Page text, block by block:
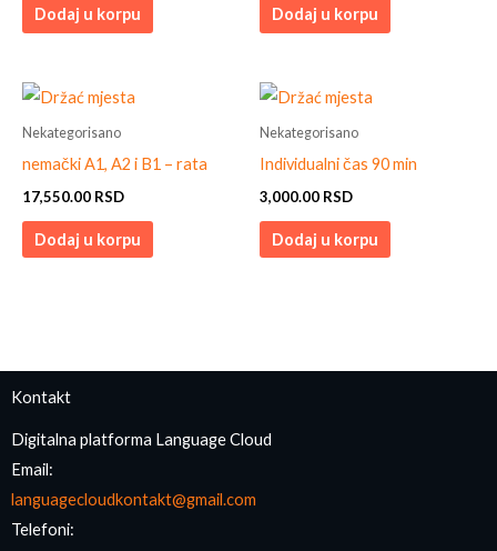
Dodaj u korpu Dodaj u korpu
Nekategorisano
nemački A1, A2 i B1 – rata
17,550.00 RSD
Dodaj u korpu
Nekategorisano
Individualni čas 90 min
3,000.00 RSD
Dodaj u korpu
Kontakt
Digitalna platforma Language Cloud
Email:
languagecloudkontakt@gmail.com
Telefoni: